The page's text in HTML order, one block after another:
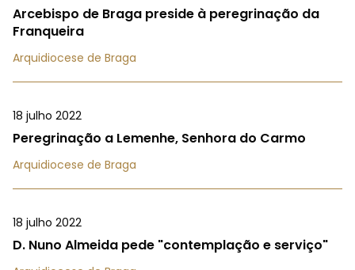
Arcebispo de Braga preside à peregrinação da
Franqueira
Arquidiocese de Braga
18 julho 2022
Peregrinação a Lemenhe, Senhora do Carmo
Arquidiocese de Braga
18 julho 2022
D. Nuno Almeida pede "contemplação e serviço"